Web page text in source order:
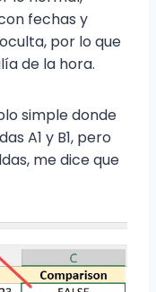
fechas y
por lo que
de la hora.
simple donde
A1 y B1, pero
me dice que